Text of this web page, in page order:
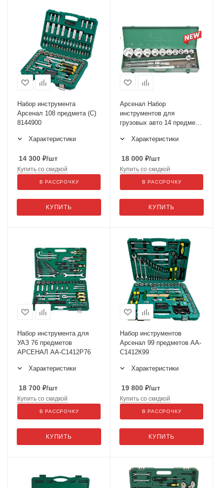
Набор инструмента
Арсенал 108 предмета (С)
8144900
Характеристики
14 300 ₽/шт
КУПИТЬ
Купить со скидкой
В РАССРОЧКУ
Арсенал Набор
инструментов для
грузовых авто 14 предмет
Характеристики
18 000 ₽/шт
КУПИТЬ
Купить со скидкой
В РАССРОЧКУ
Набор инструмента для
УАЗ 76 предметов
АРСЕНАЛ АА-С1412Р76
Характеристики
18 700 ₽/шт
КУПИТЬ
Купить со скидкой
В РАССРОЧКУ
Набор инструментов
Арсенал 99 предметов АА-
С1412К99
Характеристики
19 800 ₽/шт
КУПИТЬ
Купить со скидкой
В РАССРОЧКУ